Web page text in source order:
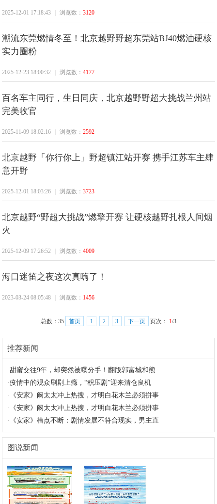
2025-12-01 17:18:43 浏览数：3120
潮流东莞燃情冬至！北京越野野超东莞站BJ40燃油硬核
实力圈粉
2025-12-23 18:00:32 浏览数：4177
百名车主同行，生日同庆，北京越野野超大挑战兰州站
完美收官
2025-11-09 18:02:16 浏览数：2592
北京越野「你行你上」野超镇江站开赛 携手江苏车主肆
意开野
2025-12-01 18:03:26 浏览数：3723
北京越野“野超大挑战”燃擎开赛 让硬核越野扎根人间烟
火
2025-12-09 17:26:52 浏览数：4009
海口迷笛之夜这次真嗨了！
2023-03-24 08:05:48 浏览数： 1456
总数： 35 首页 1 2 3 下一页 页次： 1/3
推荐新闻
·甜蜜交往9年，却突然被曝分手！翻版郭富城和熊
·疫情中的观众刷剧上瘾，“积压剧”迎来清仓良机
·
《安家》阚太太冲上热搜，才明白花木兰必须拼事
·
《安家》阚太太冲上热搜，才明白花木兰必须拼事
·
《安家》槽点不断：剧情发展不符合现实，男主直
图说新闻